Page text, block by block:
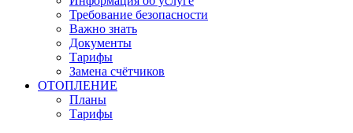
Требование безопасности
Важно знать
Документы
Тарифы
Замена счётчиков
ОТОПЛЕНИЕ
Планы
Тарифы